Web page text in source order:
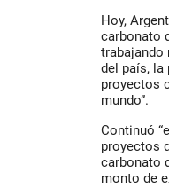
Hoy,
carbonato
trabajando
del país, la
proyectos
mundo”.
Continuó
proyectos
carbonato
monto de